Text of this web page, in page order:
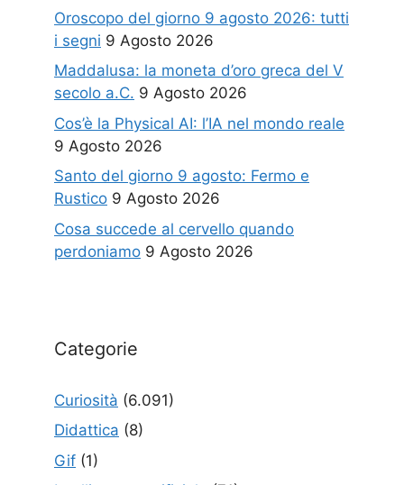
Oroscopo del giorno 9 agosto 2026: tutti
i segni 9 Agosto 2026
Maddalusa: la moneta d’oro greca del V
secolo a.C. 9 Agosto 2026
Cos’è la Physical AI: l’IA nel mondo reale
9 Agosto 2026
Santo del giorno 9 agosto: Fermo e
Rustico 9 Agosto 2026
Cosa succede al cervello quando
perdoniamo 9 Agosto 2026
Categorie
Curiosità (6.091)
Didattica (8)
Gif (1)